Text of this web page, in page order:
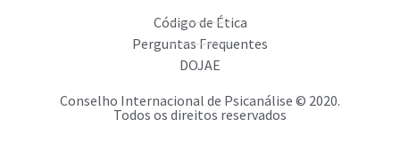
Código de Ética
Perguntas Frequentes
DOJAE
Conselho Internacional de Psicanálise © 2020.
Todos os direitos reservados